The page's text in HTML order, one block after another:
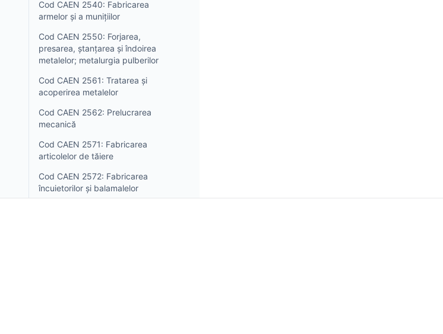
Cod CAEN 2540: Fabricarea
armelor și a munițiilor
Cod CAEN 2550: Forjarea,
presarea, ștanțarea și îndoirea
metalelor; metalurgia pulberilor
Cod CAEN 2561: Tratarea și
acoperirea metalelor
Cod CAEN 2562: Prelucrarea
mecanică
Cod CAEN 2571: Fabricarea
articolelor de tăiere
Cod CAEN 2572: Fabricarea
încuietorilor și balamalelor